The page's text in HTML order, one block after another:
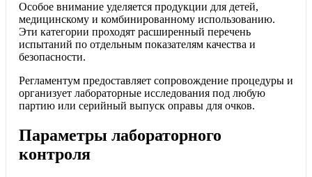
Особое внимание уделяется продукции для детей,
медицинскому и комбинированному использованию.
Эти категории проходят расширенный перечень
испытаний по отдельным показателям качества и
безопасности.
Регламентум предоставляет сопровождение процедуры и
организует лабораторные исследования под любую
партию или серийный выпуск оправы для очков.
Параметры лабораторного
контроля